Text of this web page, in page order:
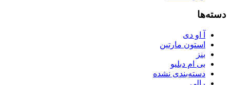
دسته‌ها
آ او دی
استون مارتین
بنز
بی ام دبلیو
دسته‌بندی نشده
رالی